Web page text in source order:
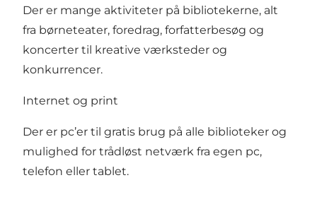
Der er mange aktiviteter på bibliotekerne, alt
fra børneteater, foredrag, forfatterbesøg og
koncerter til kreative værksteder og
konkurrencer.
Internet og print
Der er pc’er til gratis brug på alle biblioteker og
mulighed for trådløst netværk fra egen pc,
telefon eller tablet.